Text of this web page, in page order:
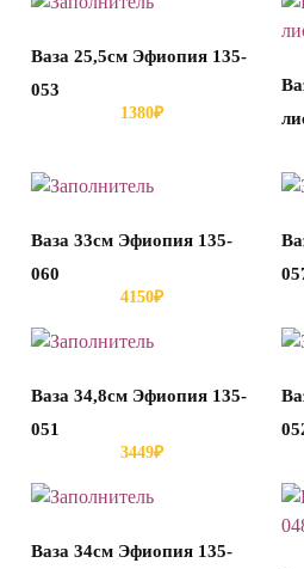
Ваза 25,5см Эфиопия 135-
053
1380₽
Ваза 33см Эфиопия 135-
060
4150₽
Ваза 34,8см Эфиопия 135-
051
3449₽
Ваза 34см Эфиопия 135-